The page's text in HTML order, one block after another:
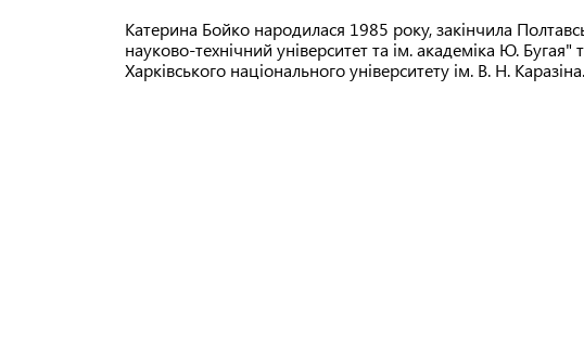
Катерина Бойко народилася 1985 року, закінчила
науково-технічний університет та ім. академіка Ю. Бугая"
Харківського національного університету ім. В. Н. Каразіна.